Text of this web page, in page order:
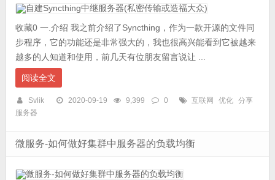
收藏0 一.介绍 我之前介绍了Syncthing，作为一款开源的文件同
步程序，它的功能还是非常强大的，我也很高兴能看到它被越来
越多的人知道和使用，前几天有位朋友留言说让 ...
阅读全文
Svlik 2020-09-19 9,399 0 互联网 优化 分享
服务器
微服务-如何做好集群中服务器的负载均衡